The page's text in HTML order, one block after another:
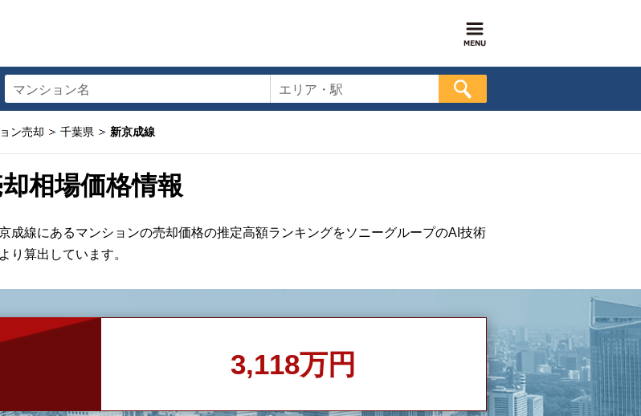
マンション名 エリア・駅
ン売却 千葉県 新京成線
相場価格情報
成線にあるマンションの売却価格の推定高額ランキングをソニーグループのAI技術
り算出しています。
3,118万円